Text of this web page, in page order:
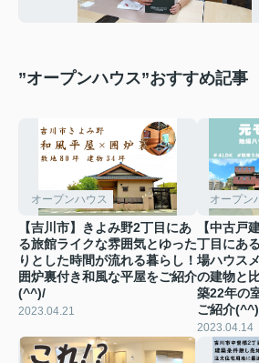
”オープンハウス”おすすめ記事
オープンハウス
【吉川市】きよみ野2丁目にあ
る旅館ライクな雰囲気とゆった
りとした時間が流れる暮らし！
囲炉裏付き和風な平屋をご紹介
(^^)/
2023.04.21
オープン
【中古戸
丁目にあ
場ハウス
の建物と
築22年の
ご紹介
2023.04.14